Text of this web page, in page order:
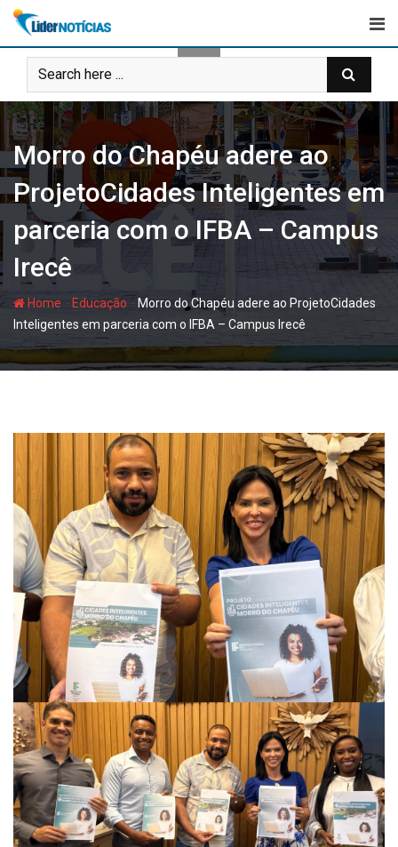
Skip
content
Morro do Chapéu adere ao
ProjetoCidades Inteligentes em
parceria com o IFBA – Campus
Irecê
Home Educação - Morro do Chapéu adere ao ProjetoCidades
Inteligentes em parceria com o IFBA – Campus Irecê